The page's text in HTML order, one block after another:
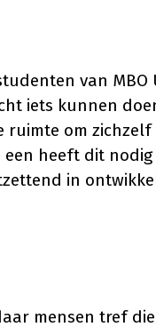
van MBO
iets kunnen
ruimte om
heeft dit
in
mensen tref